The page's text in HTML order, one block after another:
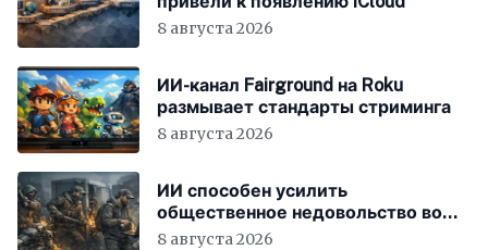
8 августа 2026
ИИ-канал Fairground на Roku
размывает стандарты стриминга
8 августа 2026
ИИ способен усилить
общественное недовольство во
всём мире
8 августа 2026